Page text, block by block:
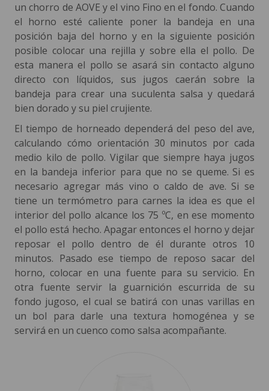
un chorro de AOVE y el vino Fino en el fondo. Cuando
el horno esté caliente poner la bandeja en una
posición baja del horno y en la siguiente posición
posible colocar una rejilla y sobre ella el pollo. De
esta manera el pollo se asará sin contacto alguno
directo con líquidos, sus jugos caerán sobre la
bandeja para crear una suculenta salsa y quedará
bien dorado y su piel crujiente.
El tiempo de horneado dependerá del peso del ave,
calculando cómo orientación 30 minutos por cada
medio kilo de pollo. Vigilar que siempre haya jugos
en la bandeja inferior para que no se queme. Si es
necesario agregar más vino o caldo de ave. Si se
tiene un termómetro para carnes la idea es que el
interior del pollo alcance los 75 ºC, en ese momento
el pollo está hecho. Apagar entonces el horno y dejar
reposar el pollo dentro de él durante otros 10
minutos. Pasado ese tiempo de reposo sacar del
horno, colocar en una fuente para su servicio. En
otra fuente servir la guarnición escurrida de su
fondo jugoso, el cual se batirá con unas varillas en
un bol para darle una textura homogénea y se
servirá en un cuenco como salsa acompañante.